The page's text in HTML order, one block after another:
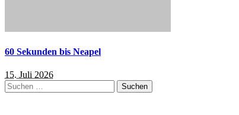
60 Sekunden bis Neapel
15. Juli 2026
Suchen
nach: